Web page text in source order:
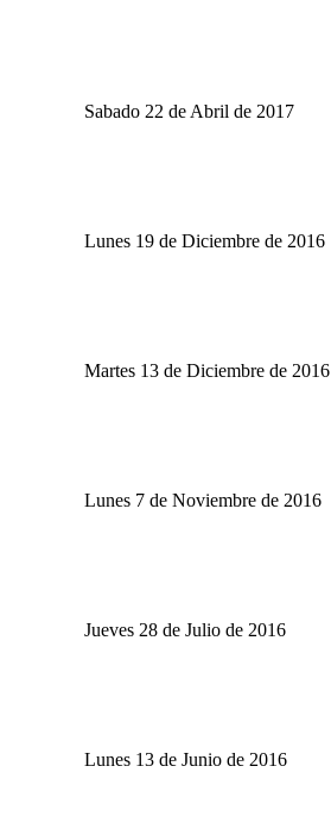
Sabado 22 de Abril de 2017
Lunes 19 de Diciembre de 2016
Martes 13 de Diciembre de 2016
Lunes 7 de Noviembre de 2016
Jueves 28 de Julio de 2016
Lunes 13 de Junio de 2016